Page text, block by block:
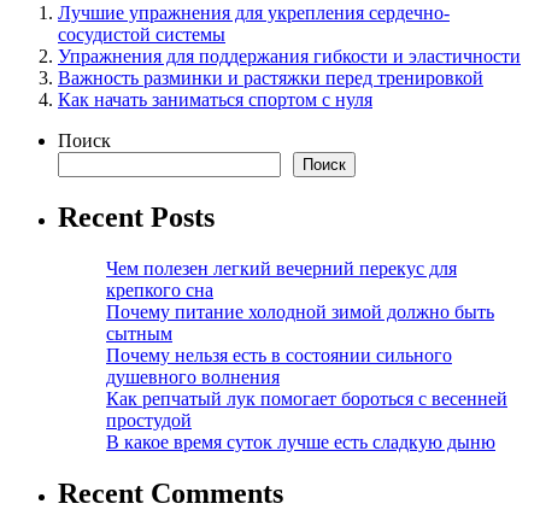
Лучшие упражнения для укрепления сердечно-
сосудистой системы
Упражнения для поддержания гибкости и эластичности
Важность разминки и растяжки перед тренировкой
Как начать заниматься спортом с нуля
Поиск
Поиск
Recent Posts
Чем полезен легкий вечерний перекус для
крепкого сна
Почему питание холодной зимой должно быть
сытным
Почему нельзя есть в состоянии сильного
душевного волнения
Как репчатый лук помогает бороться с весенней
простудой
В какое время суток лучше есть сладкую дыню
Recent Comments